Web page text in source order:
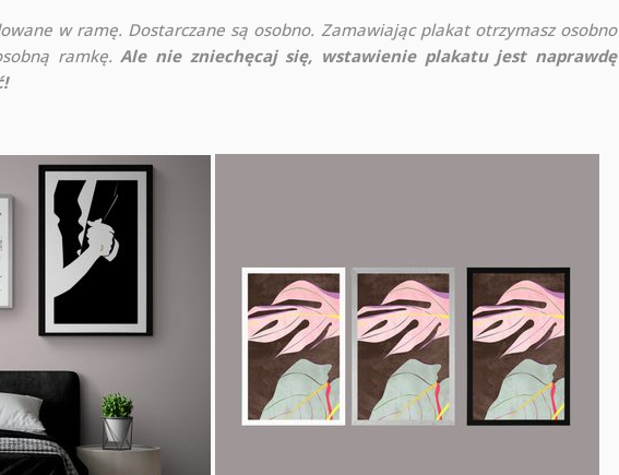
w ramę. Dostarczane są osobno. Zamawiając plakat otrzymasz osobno
ramkę. Ale nie zniechęcaj się, wstawienie plakatu jest naprawdę